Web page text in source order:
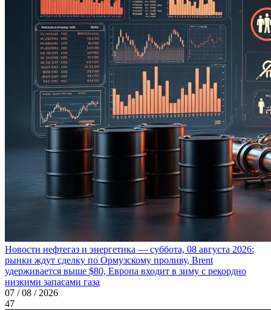
Новости нефтегаз и энергетика — суббота, 08 августа 2026:
рынки ждут сделку по Ормузскому проливу, Brent
удерживается выше $80, Европа входит в зиму с рекордно
низкими запасами газа
07 / 08 / 2026
47